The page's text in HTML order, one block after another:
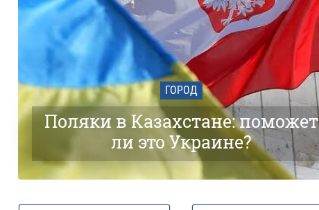
ГОРОД
Поляки в Казахстане: поможет
ли это Украине?